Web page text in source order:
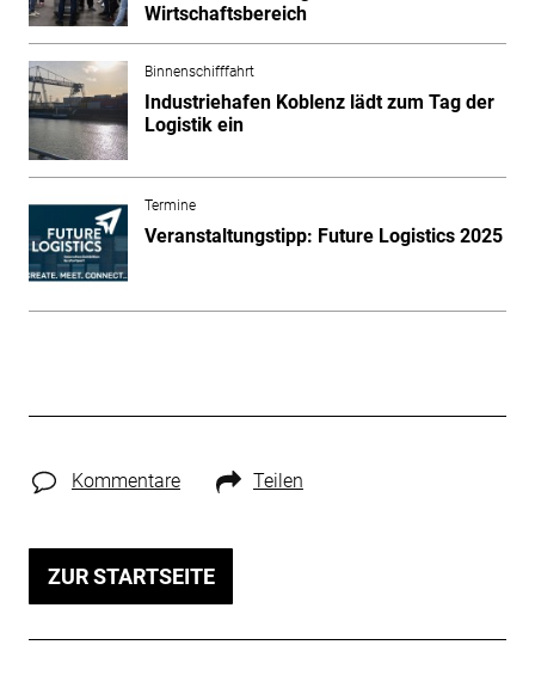
Wirtschaftsbereich
Binnenschifffahrt
Industriehafen Koblenz lädt zum Tag der
Logistik ein
Termine
Veranstaltungstipp: Future Logistics 2025
Kommentare Teilen
ZUR STARTSEITE